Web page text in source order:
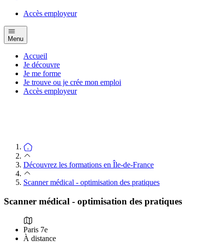
Accès employeur
Menu
Accueil
Je découvre
Je me forme
Je trouve ou je crée mon emploi
Accès employeur
Découvrez les formations en Île-de-France
Scanner médical - optimisation des pratiques
Scanner médical - optimisation des pratiques
Paris 7e
À distance